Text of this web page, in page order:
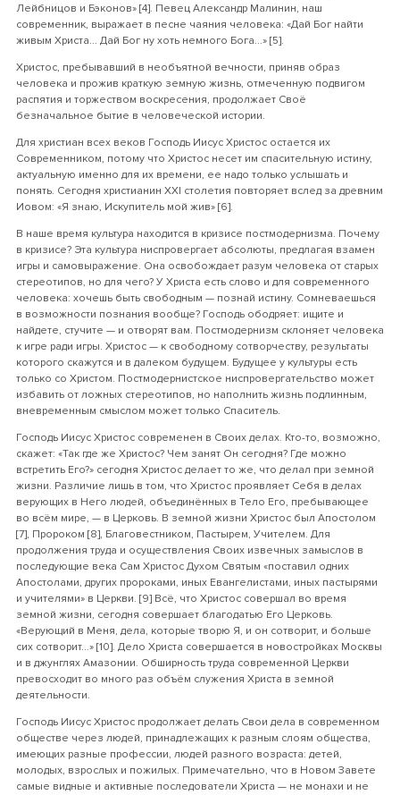
Лейбницов и Бэконов» [4]. Певец Александр Малинин, наш
современник, выражает в песне чаяния человека: «Дай Бог найти
живым Христа... Дай Бог ну хоть немного Бога...» [5].
Христос, пребывавший в необъятной вечности, приняв образ
человека и прожив краткую земную жизнь, отмеченную подвигом
распятия и торжеством воскресения, продолжает Своё
безначальное бытие в человеческой истории.
Для христиан всех веков Господь Иисус Христос остается их
Современником, потому что Христос несет им спасительную истину,
актуальную именно для их времени, ее надо только услышать и
понять. Сегодня христианин ХХI столетия повторяет вслед за древним
Иовом: «Я знаю, Искупитель мой жив» [6].
В наше время культура находится в кризисе постмодернизма. Почему
в кризисе? Эта культура ниспровергает абсолюты, предлагая взамен
игры и самовыражение. Она освобождает разум человека от старых
стереотипов, но для чего? У Христа есть слово и для современного
человека: хочешь быть свободным — познай истину. Сомневаешься
в возможности познания вообще? Господь ободряет: ищите и
найдете, стучите — и отворят вам. Постмодернизм склоняет человека
к игре ради игры. Христос — к свободному сотворчеству, результаты
которого скажутся и в далеком будущем. Будущее у культуры есть
только со Христом. Постмодернистское ниспровергательство может
избавить от ложных стереотипов, но наполнить жизнь подлинным,
вневременным смыслом может только Спаситель.
Господь Иисус Христос современен в Своих делах. Кто-то, возможно,
скажет: «Так где же Христос? Чем занят Он сегодня? Где можно
встретить Его?» сегодня Христос делает то же, что делал при земной
жизни. Различие лишь в том, что Христос проявляет Себя в делах
верующих в Него людей, объединённых в Тело Его, пребывающее
во всём мире, — в Церковь. В земной жизни Христос был Апостолом
[7], Пророком [8], Благовестником, Пастырем, Учителем. Для
продолжения труда и осуществления Своих извечных замыслов в
последующие века Сам Христос Духом Святым «поставил одних
Апостолами, других пророками, иных Евангелистами, иных пастырями
и учителями» в Церкви. [9] Всё, что Христос совершал во время
земной жизни, сегодня совершает благодатью Его Церковь.
«Верующий в Меня, дела, которые творю Я, и он сотворит, и больше
сих сотворит...» [10]. Дело Христа совершается в новостройках Москвы
и в джунглях Амазонии. Обширность труда современной Церкви
превосходит во много раз объём служения Христа в земной
деятельности.
Господь Иисус Христос продолжает делать Свои дела в современном
обществе через людей, принадлежащих к разным слоям общества,
имеющих разные профессии, людей разного возраста: детей,
молодых, взрослых и пожилых. Примечательно, что в Новом Завете
самые видные и активные последователи Христа — не монахи и не